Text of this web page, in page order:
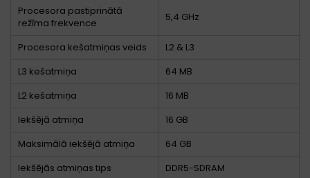
Procesora pastiprinātā
režīma frekvence
5,4 GHz
Procesora kešatmiņas veids
L2 & L3
L3 kešatmiņa
64 MB
L2 kešatmiņa
16 MB
Iekšējā atmiņa
16 GB
Maksimālā iekšējā atmiņa
64 GB
Iekšējās atmiņas tips
DDR5-SDRAM